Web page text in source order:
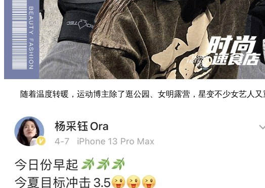
随着温度转暖，运动博主除了逛公园、女明露营，星变不少女艺人又